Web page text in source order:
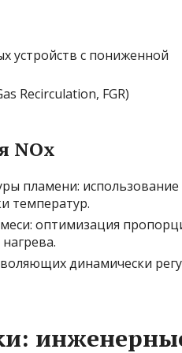
устройств с пониженной
Recirculation, FGR)
NOx
пламени: использование
температур.
оптимизация
динамически